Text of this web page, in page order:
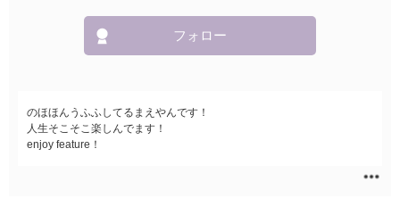
フォロー
のほほんうふふしてるまえやんです！
人生そこそこ楽しんでます！
enjoy feature！